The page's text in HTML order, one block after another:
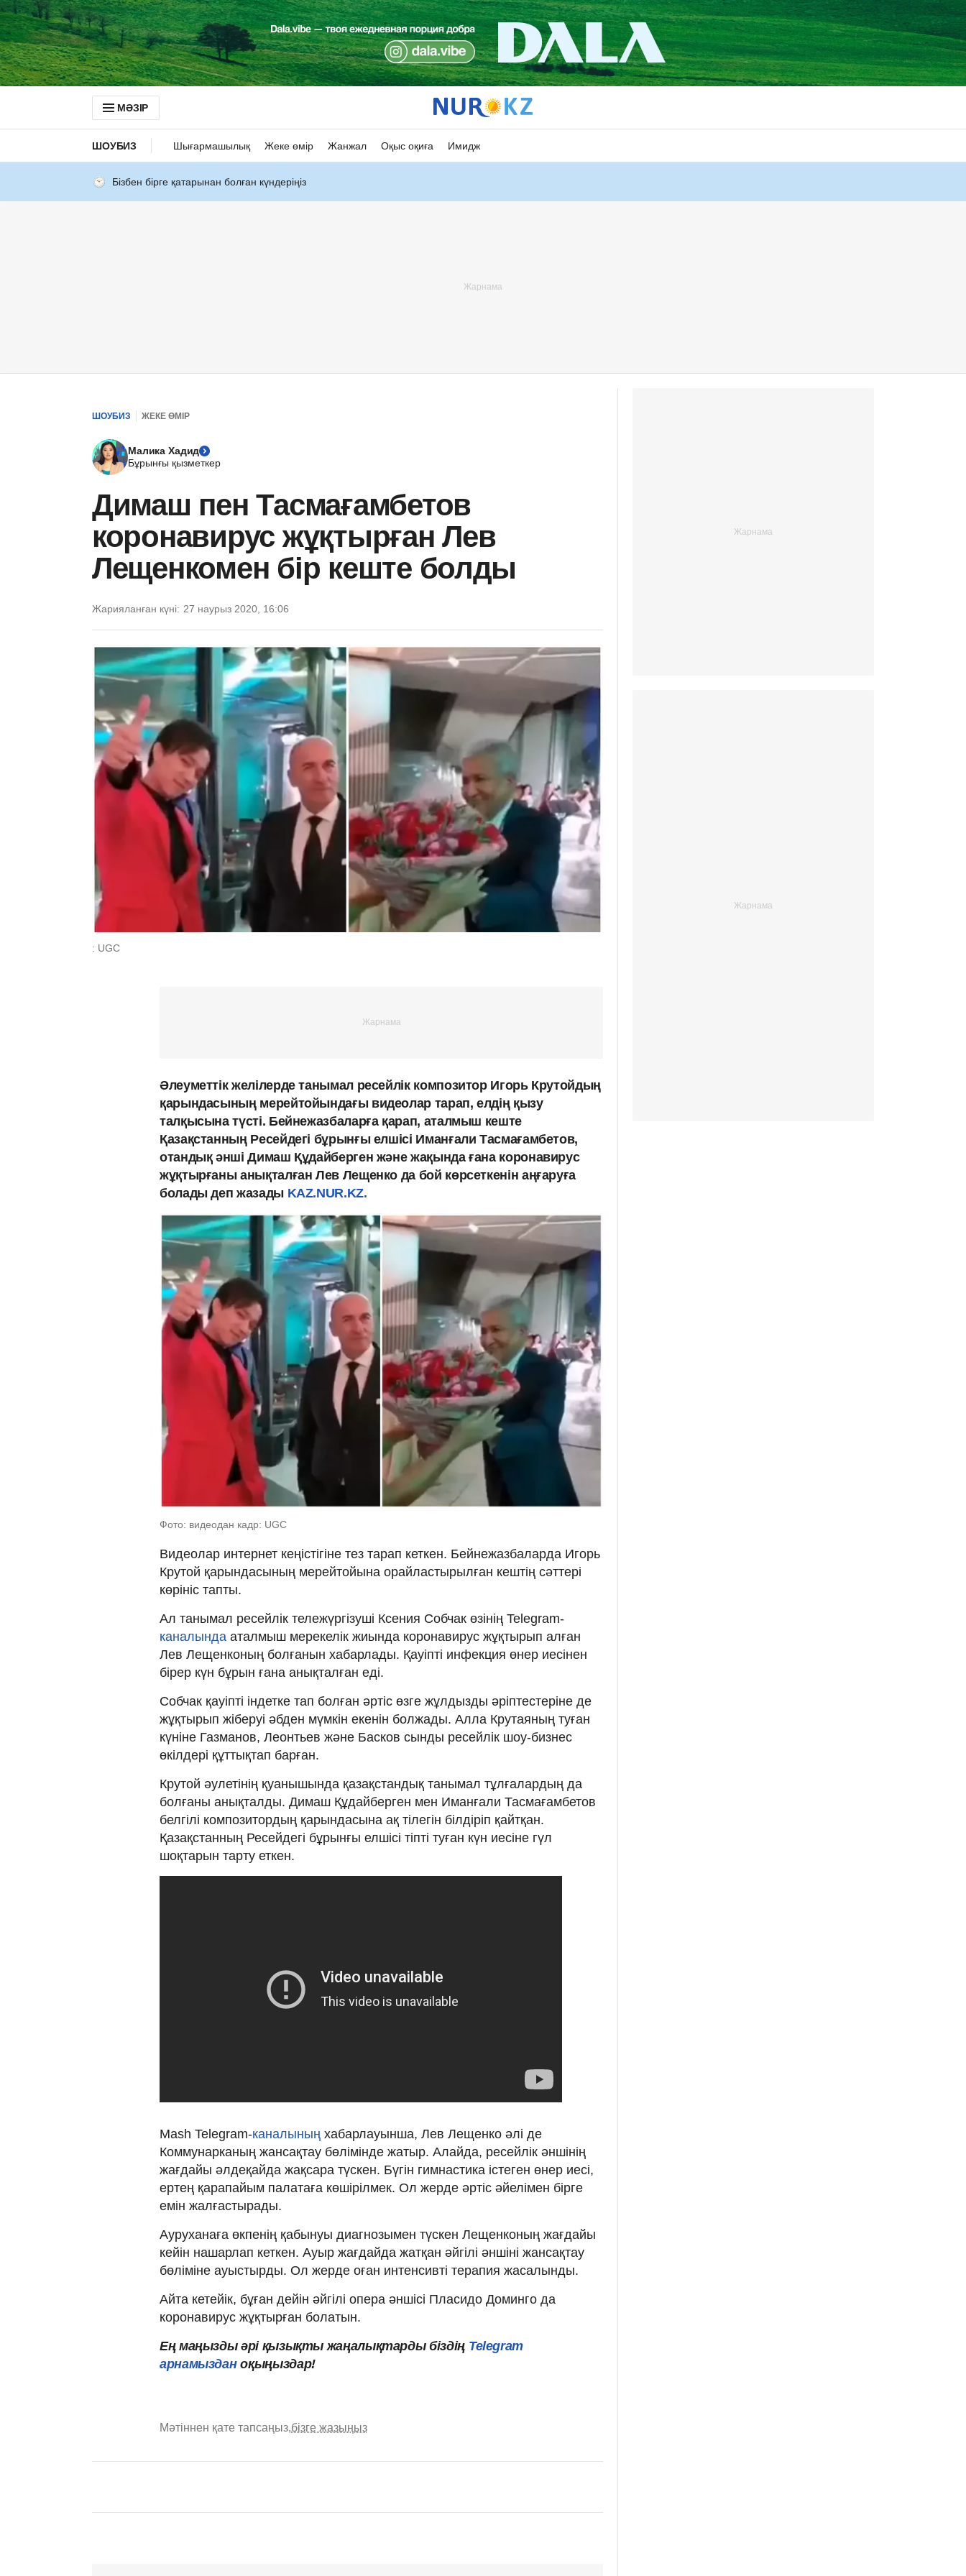
МӘЗІР
ШОУБИЗ Шығармашылық Жеке өмір Жанжал Оқыс оқиға Имидж
Бізбен бірге қатарынан болған күндеріңіз
ШОУБИЗ ЖЕКЕ ӨМІР
Малика Хадид
Бұрынғы қызметкер
Димаш пен Тасмағамбетов
коронавирус жұқтырған Лев
Лещенкомен бір кеште болды
Жарияланған күні: 27 наурыз 2020, 16:06
: UGC
Әлеуметтік желілерде танымал ресейлік композитор Игорь Крутойдың
қарындасының мерейтойындағы видеолар тарап, елдің қызу
талқысына түсті. Бейнежазбаларға қарап, аталмыш кеште
Қазақстанның Ресейдегі бұрынғы елшісі Иманғали Тасмағамбетов,
отандық әнші Димаш Құдайберген және жақында ғана коронавирус
жұқтырғаны анықталған Лев Лещенко да бой көрсеткенін аңғаруға
болады деп жазады KAZ.NUR.KZ.
Фото: видеодан кадр: UGC
Видеолар интернет кеңістігіне тез тарап кеткен. Бейнежазбаларда Игорь
Крутой қарындасының мерейтойына орайластырылған кештің сәттері
көрініс тапты.
Ал танымал ресейлік тележүргізуші Ксения Собчак өзінің Telegram-
каналында аталмыш мерекелік жиында коронавирус жұқтырып алған
Лев Лещенконың болғанын хабарлады. Қауіпті инфекция өнер иесінен
бірер күн бұрын ғана анықталған еді.
Собчак қауіпті індетке тап болған әртіс өзге жұлдызды әріптестеріне де
жұқтырып жіберуі әбден мүмкін екенін болжады. Алла Крутаяның туған
күніне Газманов, Леонтьев және Басков сынды ресейлік шоу-бизнес
өкілдері құттықтап барған.
Крутой әулетінің қуанышында қазақстандық танымал тұлғалардың да
болғаны анықталды. Димаш Құдайберген мен Иманғали Тасмағамбетов
белгілі композитордың қарындасына ақ тілегін білдіріп қайтқан.
Қазақстанның Ресейдегі бұрынғы елшісі тіпті туған күн иесіне гүл
шоқтарын тарту еткен.
Mash Telegram-каналының хабарлауынша, Лев Лещенко әлі де
Коммунарканың жансақтау бөлімінде жатыр. Алайда, ресейлік әншінің
жағдайы әлдеқайда жақсара түскен. Бүгін гимнастика істеген өнер иесі,
ертең қарапайым палатаға көшірілмек. Ол жерде әртіс әйелімен бірге
емін жалғастырады.
Ауруханаға өкпенің қабынуы диагнозымен түскен Лещенконың жағдайы
кейін нашарлап кеткен. Ауыр жағдайда жатқан әйгілі әншіні жансақтау
бөліміне ауыстырды. Ол жерде оған интенсивті терапия жасалынды.
Айта кетейік, бұған дейін әйгілі опера әншісі Пласидо Доминго да
коронавирус жұқтырған болатын.
Ең маңызды әрі қызықты жаңалықтарды біздің Telegram
арнамыздан оқыңыздар!
Мәтіннен қате тапсаңыз,бізге жазыңыз